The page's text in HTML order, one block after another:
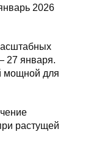
2026
27 января.
мощной для
растущей